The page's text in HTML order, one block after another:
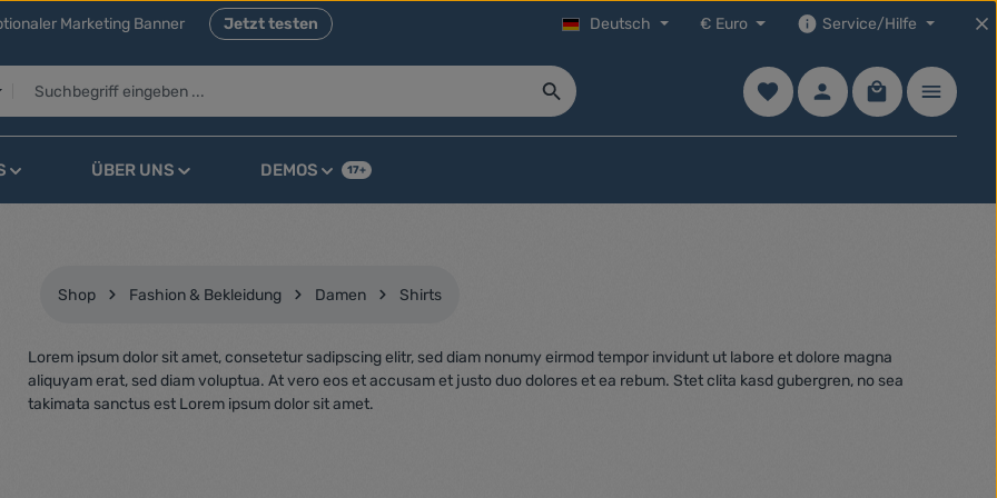
Marketing Banner Jetzt testen Deutsch € Euro Service/Hilfe
Du hast 0 Produkte auf dem
Warenkorb
ÜBER UNS DEMOS 17+
Shop Fashion & Bekleidung Damen Shirts
Lorem ipsum dolor sit amet, consetetur sadipscing elitr, sed diam nonumy eirmod tempor invidunt ut labore et dolore magna
aliquyam erat, sed diam voluptua. At vero eos et accusam et justo duo dolores et ea rebum. Stet clita kasd gubergren, no sea
takimata sanctus est Lorem ipsum dolor sit amet.